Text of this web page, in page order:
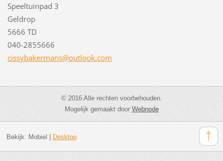
Speeltuinpad 3
Geldrop
5666 TD
040-2855666
cissybakermans@outlook.com
© 2016 Alle rechten voorbehouden.
Mogelijk gemaakt doorWebnode
Bekijk: Mobiel Desktop